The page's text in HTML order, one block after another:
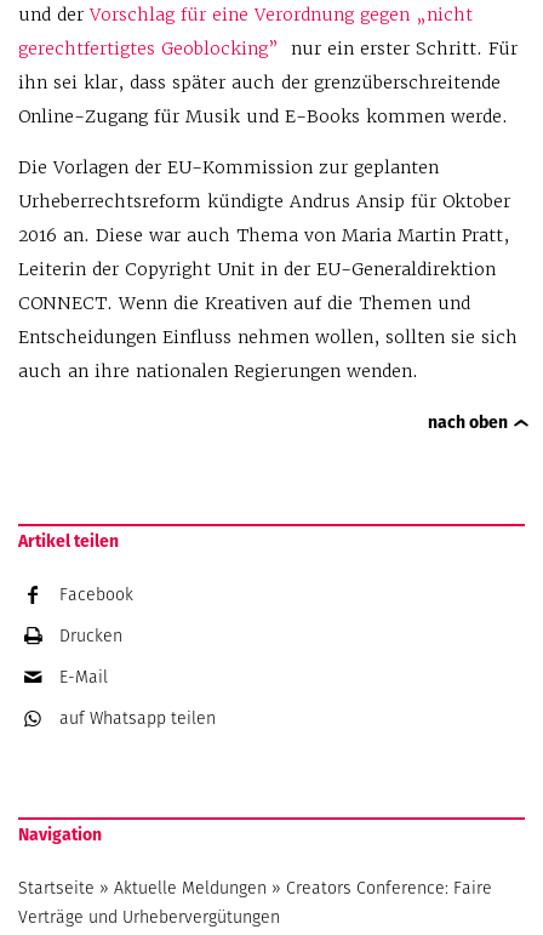
und derVorschlag für eine Verordnung gegen „nicht
gerechtfertigtes Geoblocking”
nur ein erster Schritt. Für
ihn sei klar, dass später auch der grenzüberschreitende
Online-Zugang für Musik und E-Books kommen werde.
Die Vorlagen der EU-Kommission zur geplanten
Urheberrechtsreform kündigte Andrus Ansip für Oktober
2016 an. Diese war auch Thema von Maria Martin Pratt,
Leiterin der Copyright Unit in der EU-Generaldirektion
CONNECT. Wenn die Kreativen auf die Themen und
Entscheidungen Einfluss nehmen wollen, sollten sie sich
auch an ihre nationalen Regierungen wenden.
nach oben
Artikel teilen
Facebook
Drucken
E-Mail
auf Whatsapp teilen
Navigation
Startseite » Aktuelle Meldungen » Creators Conference: Faire
Verträge und Urhebervergütungen